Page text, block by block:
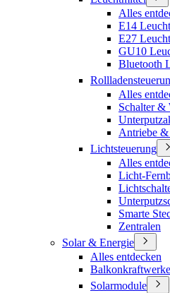
Alles
E14
E27
GU10
Bluetooth
Alles
Schalter &
Antriebe
Lichtsteuerung
Alles
Licht-
Smarte
Zentralen
Solar & Energie
Alles entdecken
Balkonkraftwerke
Solarmodule